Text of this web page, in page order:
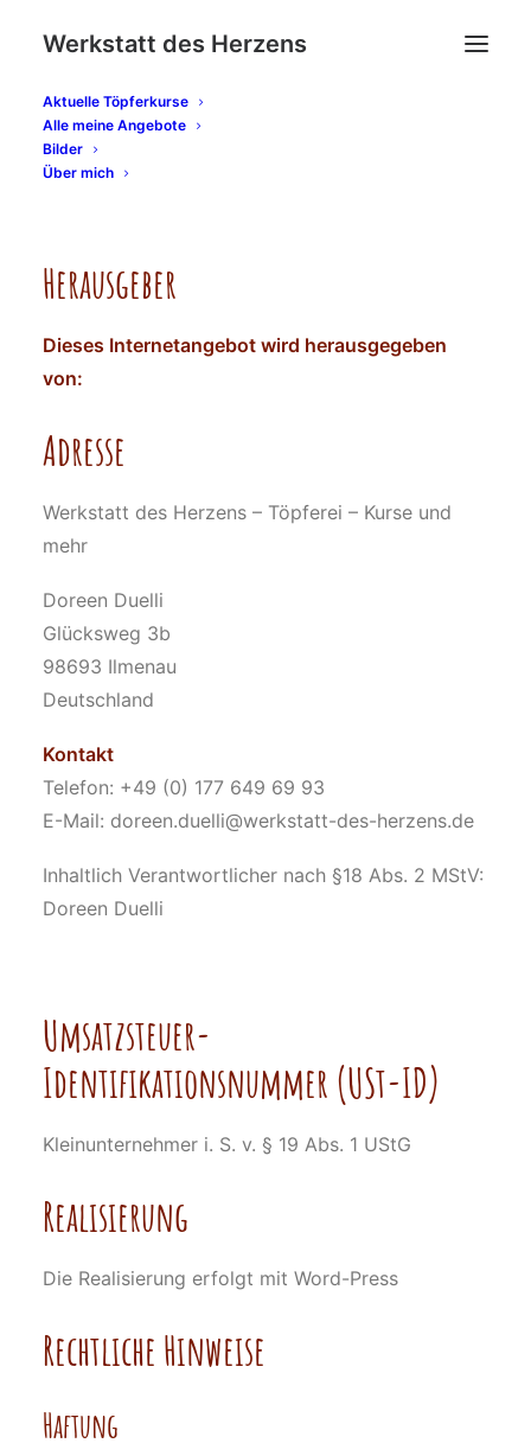
Werkstatt des Herzens
Aktuelle Töpferkurse
Alle meine Angebote
Bilder
Über mich
Impressum
Herausgeber
Dieses Internetangebot wird herausgegeben
von:
Adresse
Werkstatt des Herzens – Töpferei – Kurse und
mehr
Doreen Duelli
Glücksweg 3b
98693 Ilmenau
Deutschland
Kontakt
Telefon: +49 (0) 177 649 69 93
E-Mail: doreen.duelli@werkstatt-des-herzens.de
Inhaltlich Verantwortlicher nach §18 Abs. 2 MStV:
Doreen Duelli
Umsatzsteuer-
Identifikationsnummer (USt-ID)
Kleinunternehmer i. S. v. § 19 Abs. 1 UStG
Realisierung
Die Realisierung erfolgt mit Word-Press
Rechtliche Hinweise
Haftung